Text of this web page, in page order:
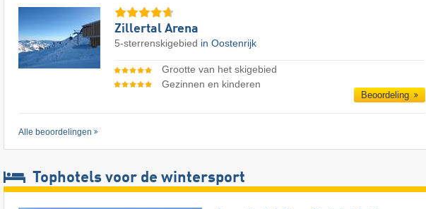
Zillertal Arena
5-sterrenskigebied in Oostenrijk
Grootte van het skigebied
Gezinnen en kinderen
Beoordeling
Alle beoordelingen
Tophotels voor de wintersport